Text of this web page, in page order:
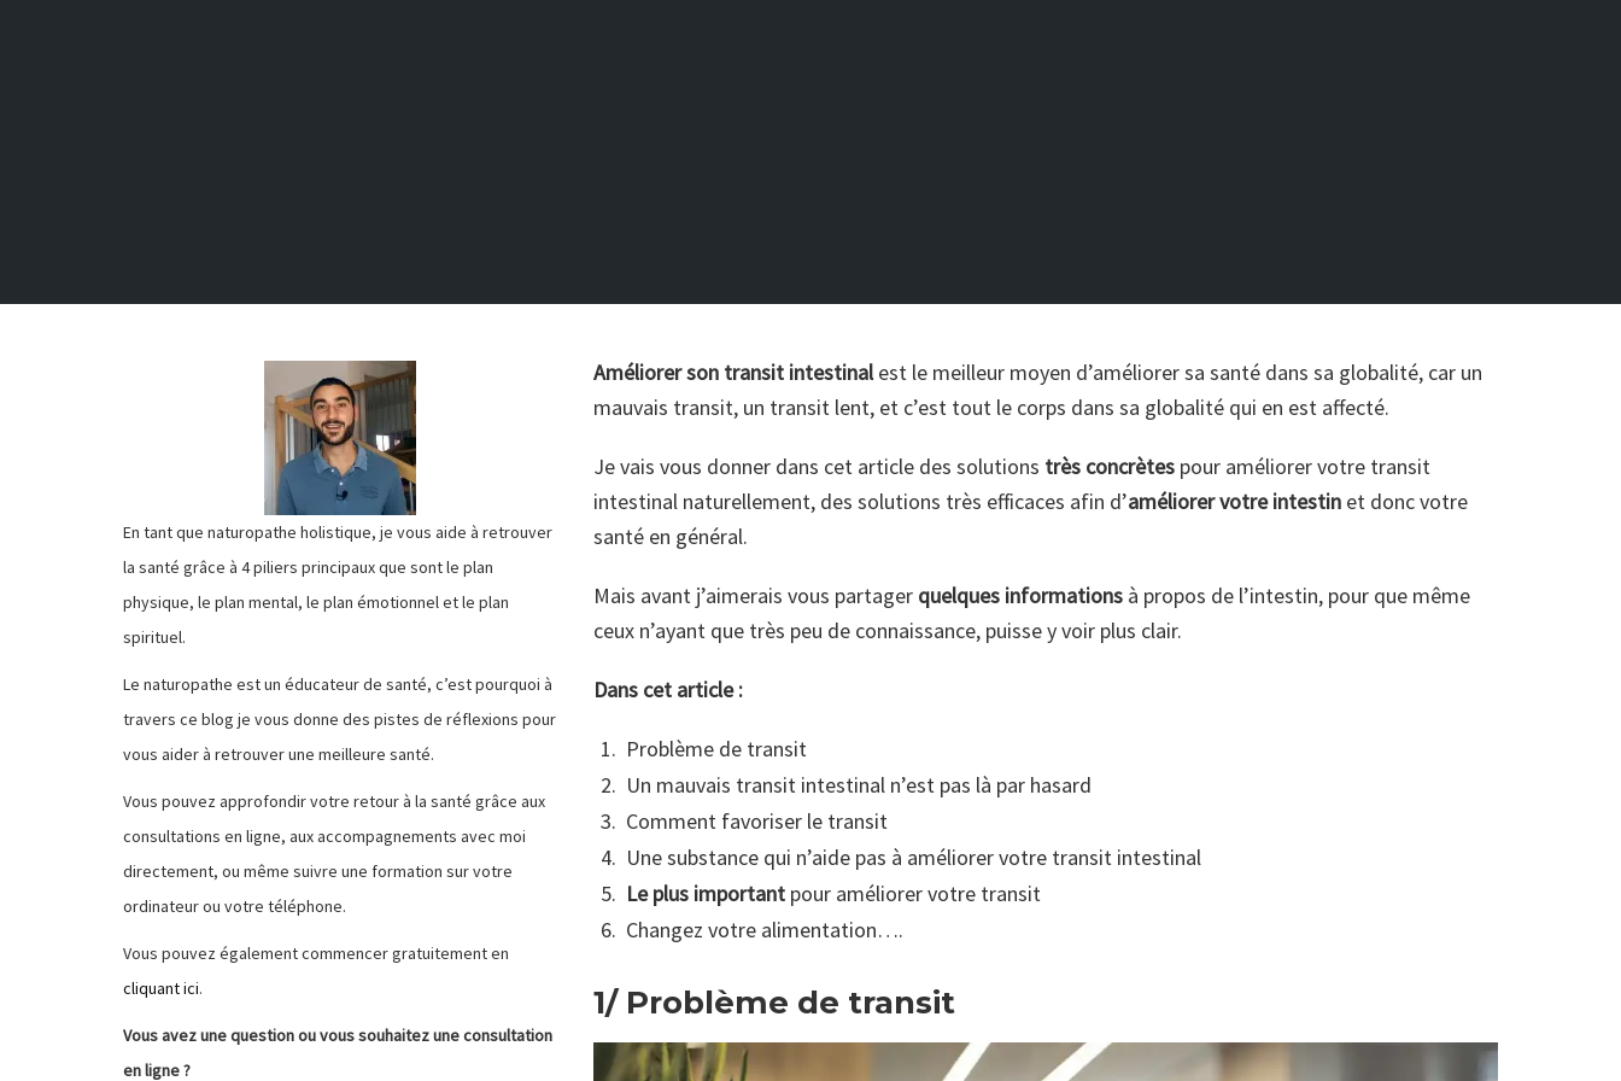
Améliorer son transit intestinalest le meilleur moyen d’améliorer sa santé dans sa globalité, car un
mauvais transit, un transit lent, et c’est tout le corps dans sa globalité qui en est affecté.
Je vais vous donner dans cet article des solutions très concrètes pour améliorer votre transit
intestinal naturellement, des solutions très efficaces afin d’améliorer votre intestin et donc votre
santé en général.
Mais avant j’aimerais vous partager quelques informations à propos de l’intestin, pour que même
ceux n’ayant que très peu de connaissance, puisse y voir plus clair.
Dans cet article :
Problème de transit
Un mauvais transit intestinal n’est pas là par hasard
Comment favoriser le transit
Une substance qui n’aide pas à améliorer votre transit intestinal
Le plus importantpour améliorer votre transit
Changez votre alimentation….
1/ Problème de transit
En tant que naturopathe holistique, je vous aide à retrouver
la santé grâce à 4 piliers principaux que sont le plan
physique, le plan mental, le plan émotionnel et le plan
spirituel.
Le naturopathe est un éducateur de santé, c’est pourquoi à
travers ce blog je vous donne des pistes de réflexions pour
vous aider à retrouver une meilleure santé.
Vous pouvez approfondir votre retour à la santé grâce aux
consultations en ligne, aux accompagnements avec moi
directement, ou même suivre une formation sur votre
ordinateur ou votre téléphone.
Vous pouvez également commencer gratuitement en
cliquant ici.
Vous avez une question ou vous souhaitez une consultation
en ligne ?